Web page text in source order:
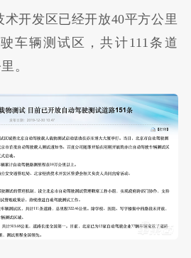
开发区已经开放40平方公里
车辆测试区，共计111条道
。